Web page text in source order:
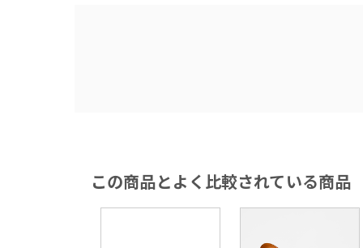
この商品とよく比較されている商品